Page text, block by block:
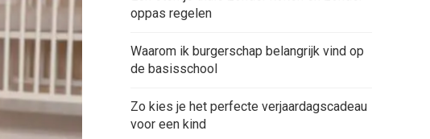
oppas regelen
Waarom ik burgerschap belangrijk vind op
de basisschool
Zo kies je het perfecte verjaardagscadeau
voor een kind